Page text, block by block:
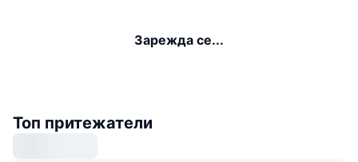
Зарежда се...
Топ притежатели